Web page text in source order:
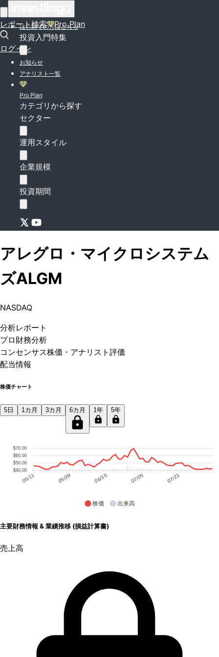
レポート検索 Pro Plan
ログイン
はじめての方はこちら
投資入門特集
お知らせ
アナリスト一覧
Pro Plan
カテゴリから探す
セクター
運用スタイル
企業規模
投資期間
アレグロ・マイクロシステム
ズALGM
NASDAQ
分析レポート
プロ 財務分析
コンセンサス株価 ・アナリスト評価
配当情報
株価チャート
5日 1カ月 3カ月 6カ月 1年 5年
$70.00
$60.00
$50.00
$40.00
05/11 05/28 06/15 07/05 07/21
株価 出来高
主要財務情報 & 業績推移 (損益計算書)
売上高